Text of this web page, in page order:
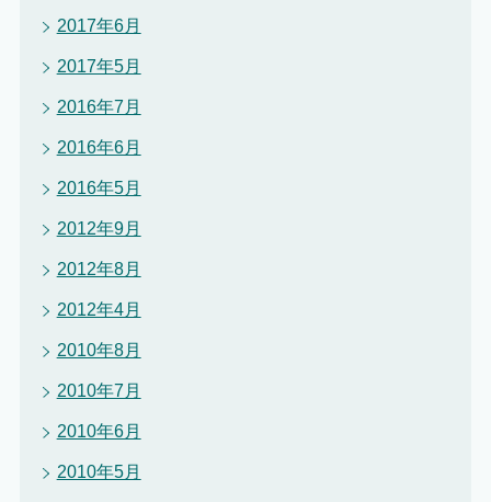
2017年6月
2017年5月
2016年7月
2016年6月
2016年5月
2012年9月
2012年8月
2012年4月
2010年8月
2010年7月
2010年6月
2010年5月